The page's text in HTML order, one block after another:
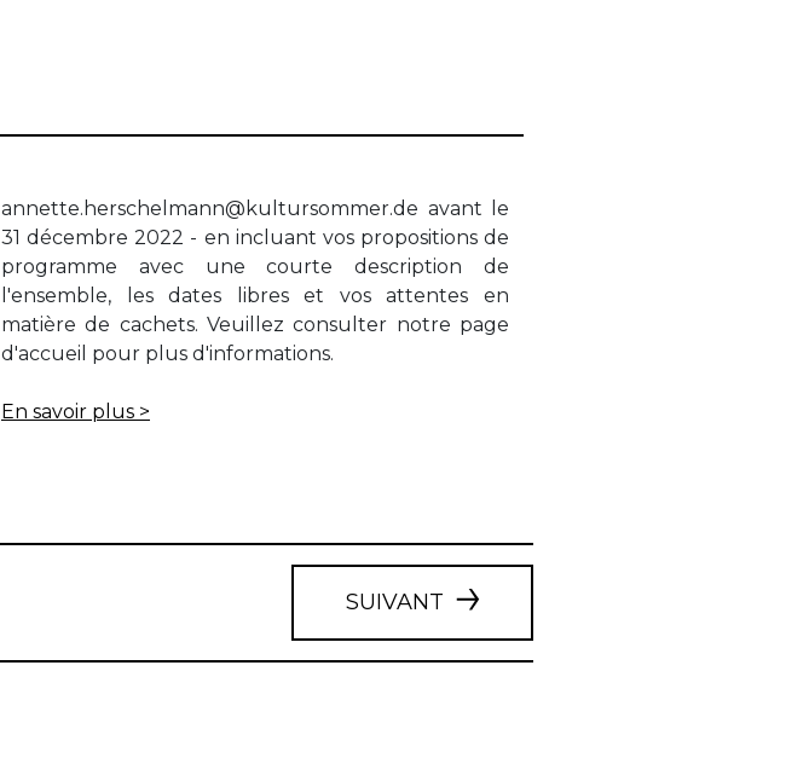
annette.herschelmann@kultursommer.de avant le
31 décembre 2022 - en incluant vos propositions de
programme avec une courte description de
l'ensemble, les dates libres et vos attentes en
matière de cachets. Veuillez consulter notre page
d'accueil pour plus d'informations.
En savoir plus >
SUIVANT